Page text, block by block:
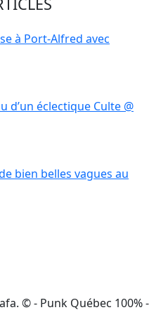
à Port-Alfred avec
d’un éclectique Culte @
bien belles vagues au
©- Punk Québec 100% -